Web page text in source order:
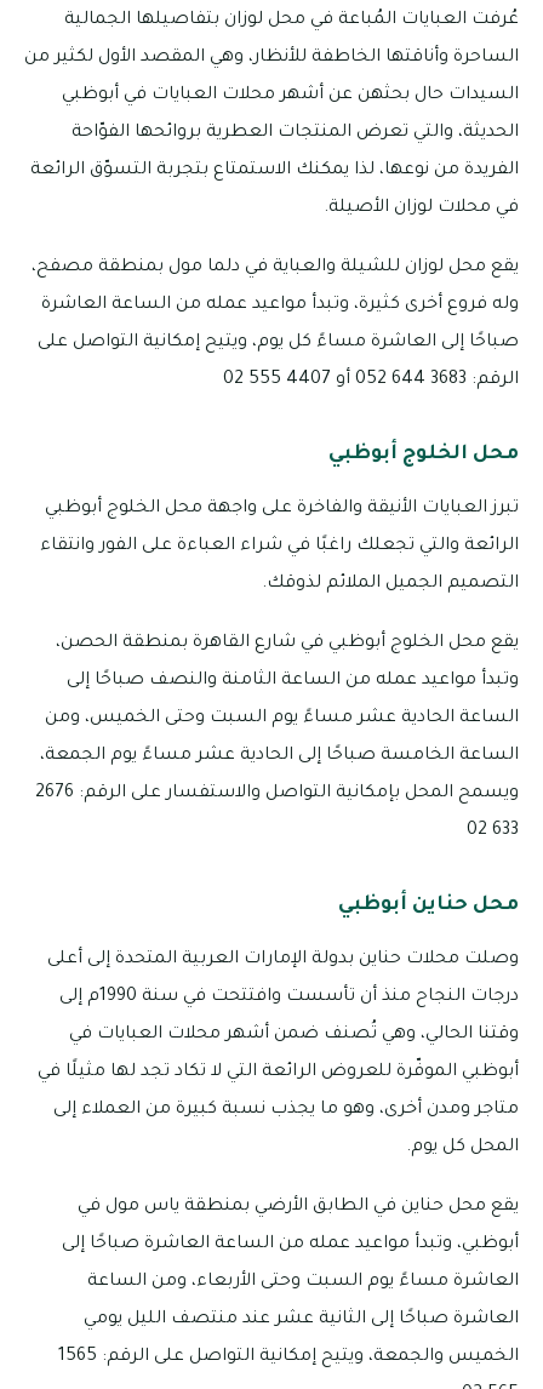
عُرفت العبايات المُباعة في محل لوزان بتفاصيلها الجمالية
الساحرة وأناقتها الخاطفة للأنظار، وهي المقصد الأول لكثير من
السيدات حال بحثهن عن أشهر محلات العبايات في أبوظبي
الحديثة، والتي تعرض المنتجات العطرية بروائحها الفوّاحة
الفريدة من نوعها، لذا يمكنك الاستمتاع بتجربة التسوّق الرائعة
في محلات لوزان الأصيلة.
يقع محل لوزان للشيلة والعباية في دلما مول بمنطقة مصفح،
وله فروع أخرى كثيرة، وتبدأ مواعيد عمله من الساعة العاشرة
صباحًا إلى العاشرة مساءً كل يوم، ويتيح إمكانية التواصل على
الرقم: 3683 644 052 أو 4407 555 02
محل الخلوج أبوظبي
تبرز العبايات الأنيقة والفاخرة على واجهة محل الخلوج أبوظبي
الرائعة والتي تجعلك راغبًا في شراء العباءة على الفور وانتقاء
التصميم الجميل الملائم لذوقك.
يقع محل الخلوج أبوظبي في شارع القاهرة بمنطقة الحصن،
وتبدأ مواعيد عمله من الساعة الثامنة والنصف صباحًا إلى
الساعة الحادية عشر مساءً يوم السبت وحتى الخميس، ومن
الساعة الخامسة صباحًا إلى الحادية عشر مساءً يوم الجمعة،
ويسمح المحل بإمكانية التواصل والاستفسار على الرقم: 2676
633 02
محل حناين أبوظبي
وصلت محلات حناين بدولة الإمارات العربية المتحدة إلى أعلى
درجات النجاح منذ أن تأسست وافتتحت في سنة 1990م إلى
وقتنا الحالي، وهي تُصنف ضمن أشهر محلات العبايات في
أبوظبي الموفّرة للعروض الرائعة التي لا تكاد تجد لها مثيلًا في
متاجر ومدن أخرى، وهو ما يجذب نسبة كبيرة من العملاء إلى
المحل كل يوم.
يقع محل حناين في الطابق الأرضي بمنطقة ياس مول في
أبوظبي، وتبدأ مواعيد عمله من الساعة العاشرة صباحًا إلى
العاشرة مساءً يوم السبت وحتى الأربعاء، ومن الساعة
العاشرة صباحًا إلى الثانية عشر عند منتصف الليل يومي
الخميس والجمعة، ويتيح إمكانية التواصل على الرقم: 1565